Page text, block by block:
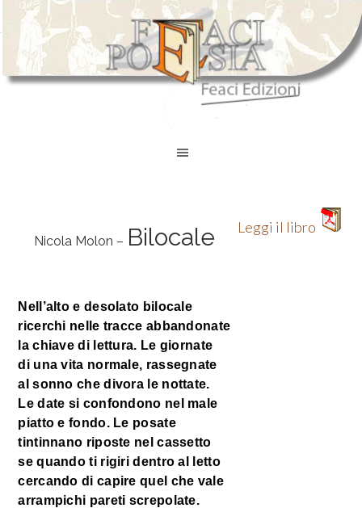
Nicola Molon – Bilocale Leggi il libro
Nell’alto e desolato bilocale
ricerchi nelle tracce abbandonate
la chiave di lettura. Le giornate
di una vita normale, rassegnate
al sonno che divora le nottate.
Le date si confondono nel male
piatto e fondo. Le posate
tintinnano riposte nel cassetto
se quando ti rigiri dentro al letto
cercando di capire quel che vale
arrampichi pareti screpolate.